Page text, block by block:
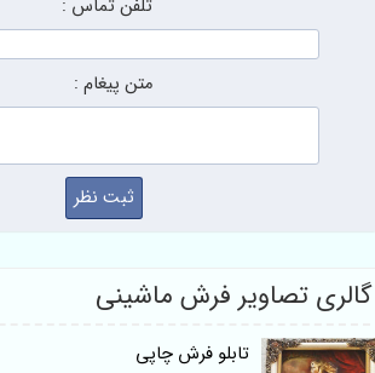
تلفن تماس :
متن پیغام :
تصاویر فرش ماشینی
تابلو فرش چاپی